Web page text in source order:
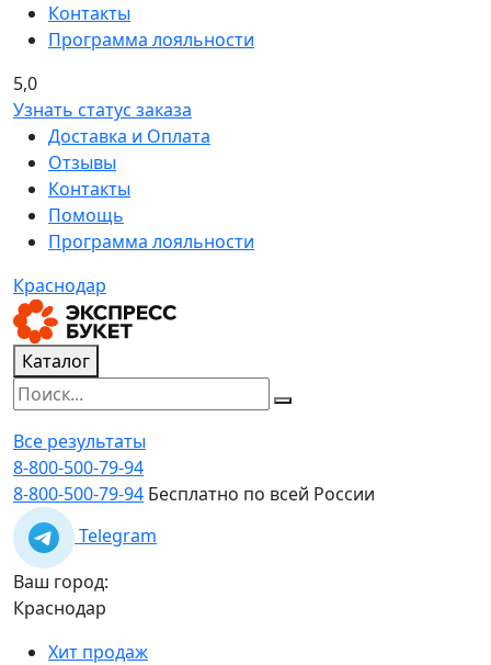
Контакты
Программа лояльности
5,0
Узнать статус заказа
Доставка и Оплата
Отзывы
Контакты
Помощь
Программа лояльности
Краснодар
Каталог
Все результаты
8-800-500-79-94
8-800-500-79-94 Бесплатно по всей России
Telegram
Ваш город:
Краснодар
Хит продаж